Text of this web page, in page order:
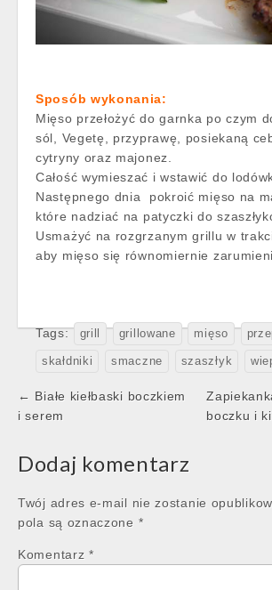
Sposób wykonania:
Mięso przełożyć do garnka po czym
sól, Vegetę, przyprawę, posiekaną
cytryny oraz majonez.
Całość wymieszać i wstawić do
Następnego dnia pokroić mięso na
które nadziać na patyczki do
Usmażyć na rozgrzanym grillu w
aby mięso się równomiernie
Tags: grill grillowane mięso
skałdniki smaczne szaszłyk
Post
navigation
← Białe kiełbaski boczkiem
i serem
boczku i
Dodaj komentarz
Twój adres e-mail nie zostanie
pola są oznaczone *
Komentarz *